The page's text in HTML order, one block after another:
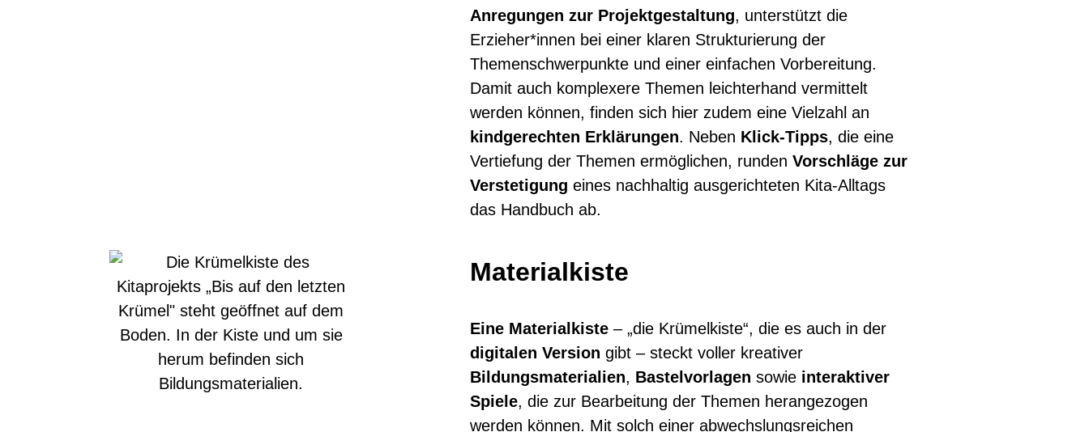
Anregungen zur Projektgestaltung, unterstützt die
Erzieher*innen bei einer klaren Strukturierung der
Themenschwerpunkte und einer einfachen Vorbereitung.
Damit auch komplexere Themen leichterhand vermittelt
werden können, finden sich hier zudem eine Vielzahl an
kindgerechten Erklärungen. Neben Klick-Tipps, die eine
Vertiefung der Themen ermöglichen, runden Vorschläge zur
Verstetigung eines nachhaltig ausgerichteten Kita-Alltags
das Handbuch ab.
Materialkiste
Eine Materialkiste – „die Krümelkiste“, die es auch in der
digitalen Version gibt – steckt voller kreativer
Bildungsmaterialien, Bastelvorlagen sowie interaktiver
Spiele, die zur Bearbeitung der Themen herangezogen
werden können. Mit solch einer abwechslungsreichen